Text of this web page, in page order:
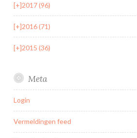
[+]2017 (96)
[+]2016 (71)
[+]2015 (36)
Meta
Login
Vermeldingen feed